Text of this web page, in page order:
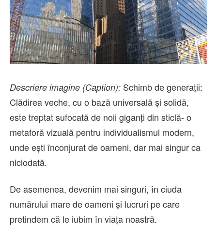
Descriere imagine (Caption): Schimb de generații:
Clădirea veche, cu o bază universală și solidă,
este treptat sufocată de noii giganți din sticlă- o
metaforă vizuală pentru individualismul modern,
unde ești înconjurat de oameni, dar mai singur ca
niciodată.
De asemenea, devenim mai singuri, în ciuda
numărului mare de oameni și lucruri pe care
pretindem că le iubim în viața noastră.